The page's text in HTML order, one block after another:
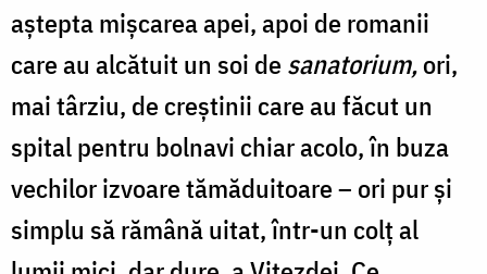
aștepta mișcarea apei, apoi de romanii
care au alcătuit un soi desanatorium,ori,
mai târziu, de creștinii care au făcut un
spital pentru bolnavi chiar acolo, în buza
vechilor izvoare tămăduitoare – ori pur și
simplu să rămână uitat, într-un colț al